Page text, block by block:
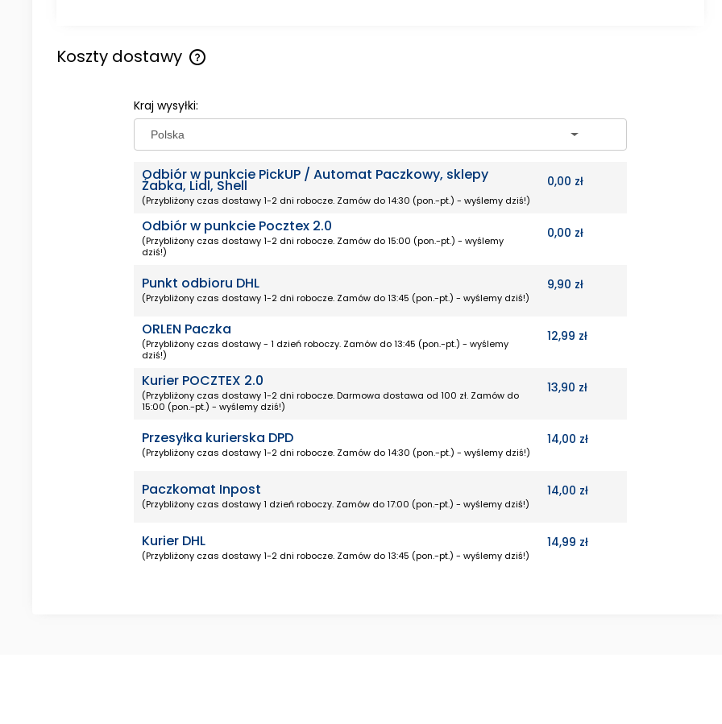
Koszty dostawy
Kraj wysyłki:
Odbiór w punkcie PickUP / Automat Paczkowy, sklepy
Żabka, Lidl, Shell
(Przybliżony czas dostawy 1-2 dni robocze. Zamów do 14:30 (pon.-pt.) - wyślemy dziś!)
0,00 zł
Odbiór w punkcie Pocztex 2.0
(Przybliżony czas dostawy 1-2 dni robocze. Zamów do 15:00 (pon.-pt.) - wyślemy
dziś!)
0,00 zł
Punkt odbioru DHL
(Przybliżony czas dostawy 1-2 dni robocze. Zamów do 13:45 (pon.-pt.) - wyślemy dziś!)
9,90 zł
ORLEN Paczka
(Przybliżony czas dostawy - 1 dzień roboczy. Zamów do 13:45 (pon.-pt.) - wyślemy
dziś!)
12,99 zł
Kurier POCZTEX 2.0
(Przybliżony czas dostawy 1-2 dni robocze. Darmowa dostawa od 100 zł. Zamów do
15:00 (pon.-pt.) - wyślemy dziś!)
13,90 zł
Przesyłka kurierska DPD
(Przybliżony czas dostawy 1-2 dni robocze. Zamów do 14:30 (pon.-pt.) - wyślemy dziś!)
14,00 zł
Paczkomat Inpost
(Przybliżony czas dostawy 1 dzień roboczy. Zamów do 17:00 (pon.-pt.) - wyślemy dziś!)
14,00 zł
Kurier DHL
(Przybliżony czas dostawy 1-2 dni robocze. Zamów do 13:45 (pon.-pt.) - wyślemy dziś!)
14,99 zł